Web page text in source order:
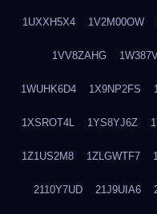
1UXXH5X4 1V2M00OW
1VV8ZAHG
1WUHK6D4 1X9NP2FS
1XSROT4L 1YS8YJ6Z
1Z1US2M8 1ZLGWTF7
2110Y7UD 21J9UIA6